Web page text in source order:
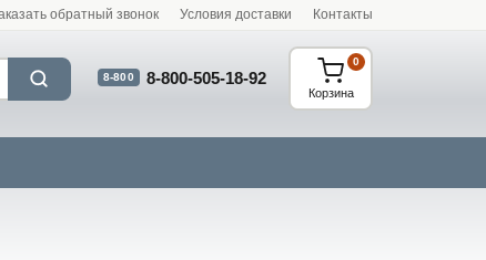
обратный звонок Условия доставки Контакты
8-800 8-800-505-18-92
Корзина
0